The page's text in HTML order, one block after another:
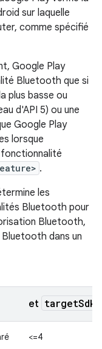
sur laquelle
comme spécifié
Google Play
Bluetooth que si
plus basse ou
d'API 5) ou une
Google Play
lorsque
.
les
Bluetooth pour
Bluetooth,
dans un
et
<=4